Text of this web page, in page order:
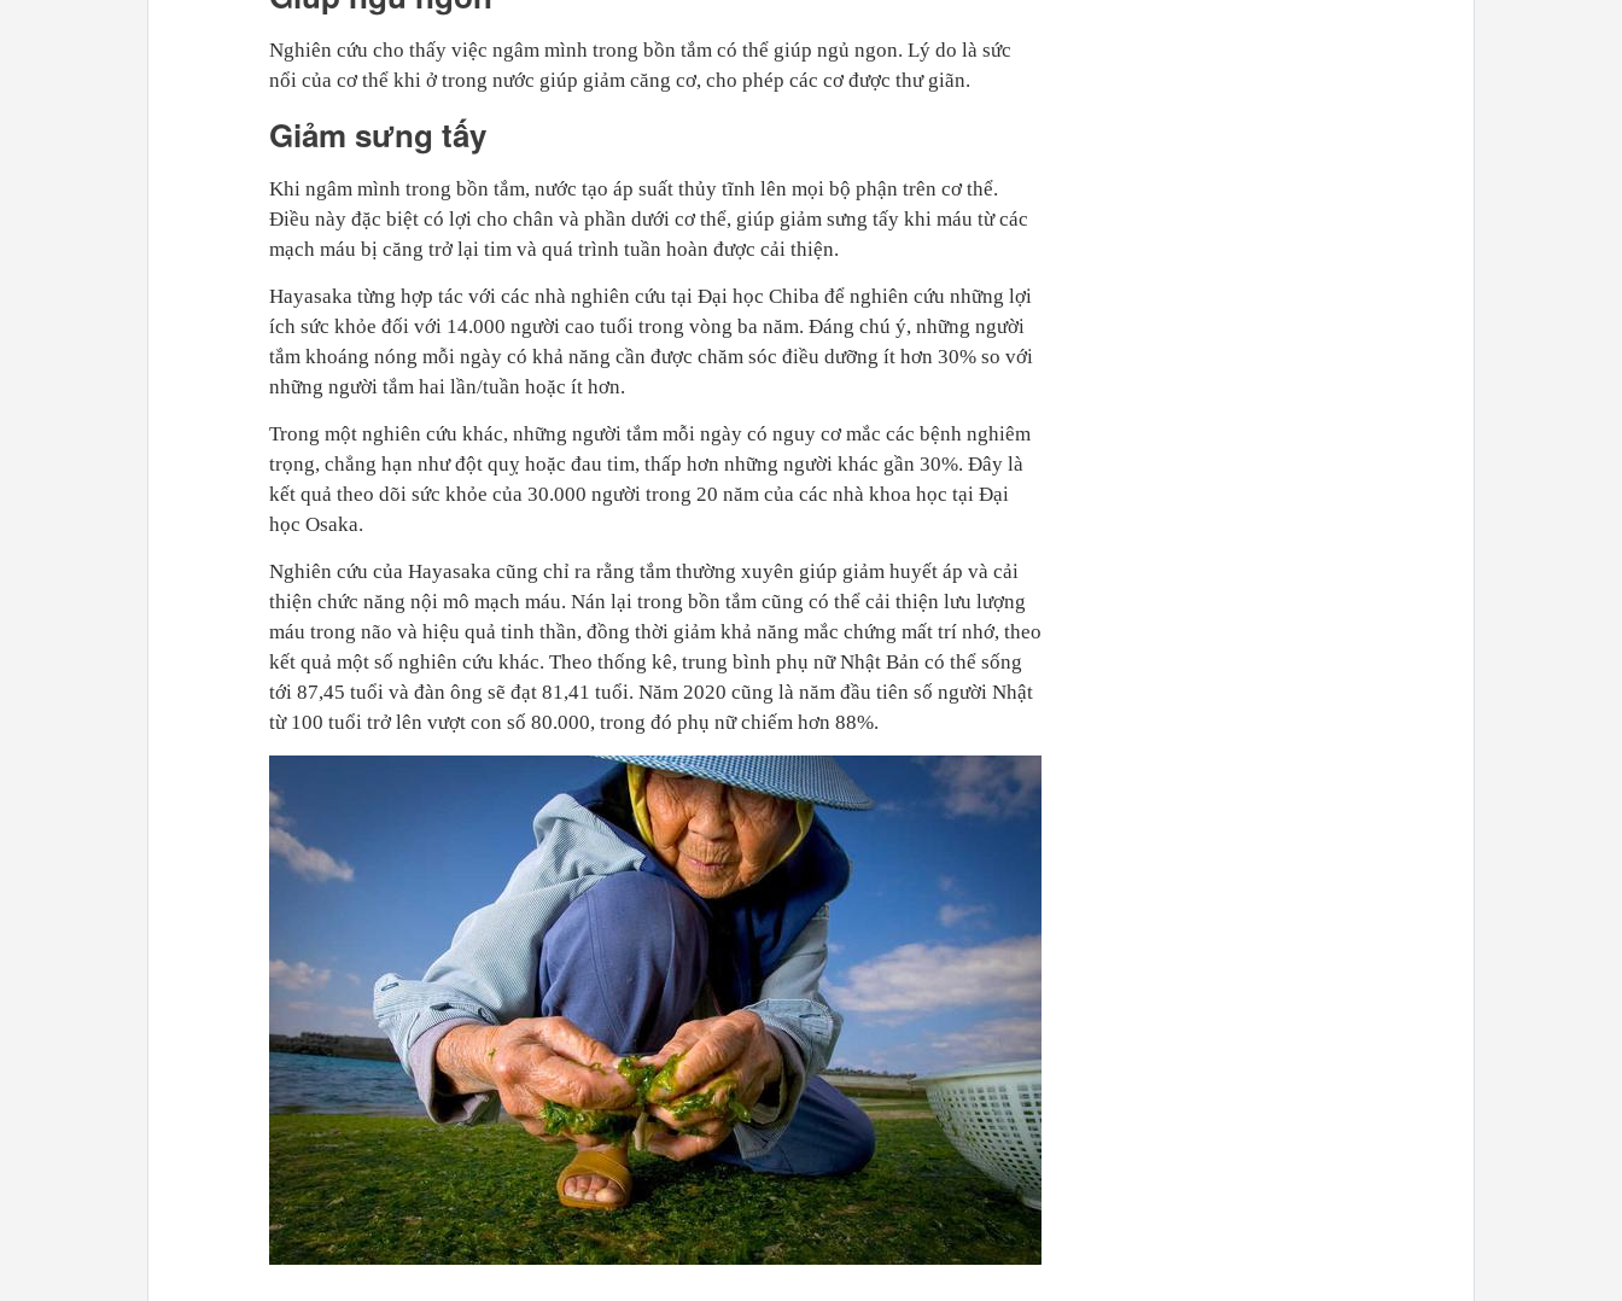
Nghiên cứu cho thấy việc ngâm mình trong bồn tắm có thể giúp ngủ ngon. Lý do là sức
nổi của cơ thể khi ở trong nước giúp giảm căng cơ, cho phép các cơ được thư giãn.
Giảm sưng tấy
Khi ngâm mình trong bồn tắm, nước tạo áp suất thủy tĩnh lên mọi bộ phận trên cơ thể.
Điều này đặc biệt có lợi cho chân và phần dưới cơ thể, giúp giảm sưng tấy khi máu từ các
mạch máu bị căng trở lại tim và quá trình tuần hoàn được cải thiện.
Hayasaka từng hợp tác với các nhà nghiên cứu tại Đại học Chiba để nghiên cứu những lợi
ích sức khỏe đối với 14.000 người cao tuổi trong vòng ba năm. Đáng chú ý, những người
tắm khoáng nóng mỗi ngày có khả năng cần được chăm sóc điều dưỡng ít hơn 30% so với
những người tắm hai lần/tuần hoặc ít hơn.
Trong một nghiên cứu khác, những người tắm mỗi ngày có nguy cơ mắc các bệnh nghiêm
trọng, chẳng hạn như đột quỵ hoặc đau tim, thấp hơn những người khác gần 30%. Đây là
kết quả theo dõi sức khỏe của 30.000 người trong 20 năm của các nhà khoa học tại Đại
học Osaka.
Nghiên cứu của Hayasaka cũng chỉ ra rằng tắm thường xuyên giúp giảm huyết áp và cải
thiện chức năng nội mô mạch máu. Nán lại trong bồn tắm cũng có thể cải thiện lưu lượng
máu trong não và hiệu quả tinh thần, đồng thời giảm khả năng mắc chứng mất trí nhớ, theo
kết quả một số nghiên cứu khác. Theo thống kê, trung bình phụ nữ Nhật Bản có thể sống
tới 87,45 tuổi và đàn ông sẽ đạt 81,41 tuổi. Năm 2020 cũng là năm đầu tiên số người Nhật
từ 100 tuổi trở lên vượt con số 80.000, trong đó phụ nữ chiếm hơn 88%.